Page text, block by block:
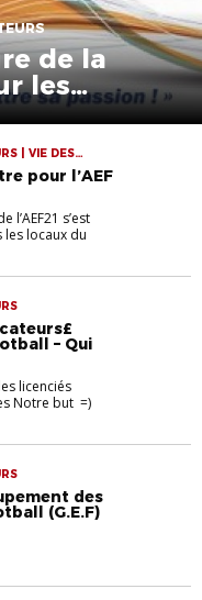
de la
les
| VIE DES
pour l’AEF
l’AEF21 s’est
les locaux du
– Qui
licenciés
Notre but =)
des
(G.E.F)